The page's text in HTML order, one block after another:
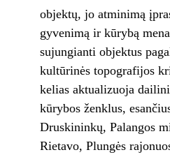
objektų, jo atminimą
gyvenimą ir kūrybą
sujungianti objektus
kultūrinės topografijos
kelias aktualizuoja
kūrybos ženklus,
Druskininkų, Palangos
Rietavo, Plungės